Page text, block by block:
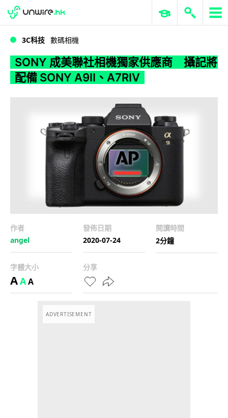
WWDC 2026 ERP 與商業 AI
3C科技 數碼相機
SONY 成美聯社相機獨家供應商 攝記將
配備 SONY A9II、A7RIV
作者
angel
發佈日期
2020-07-24
閱讀時間
2分鐘
字體大小
AAA
分享
ADVERTISEMENT